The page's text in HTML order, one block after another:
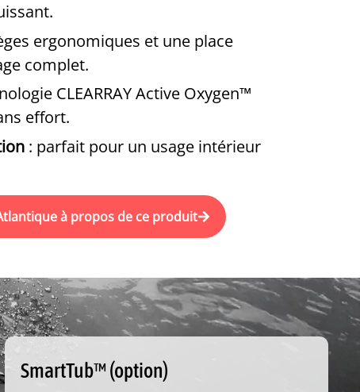
ergonomiques et une place
complet.
CLEARRAY Active Oxygen™
effort.
: parfait pour un usage intérieur
à propos de ce produit
SmartTub™ (option)